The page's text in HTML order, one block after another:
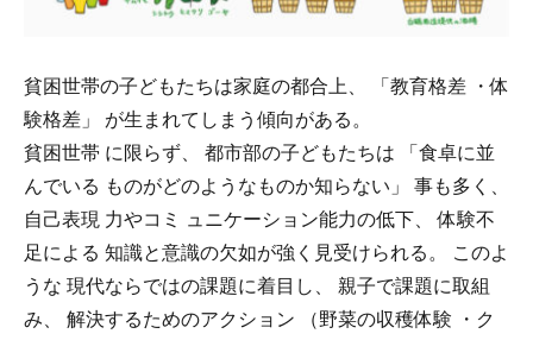
貧困世帯の子どもたちは家庭の都合上、 「教育格差 ・体
験格差」 が生まれてしまう傾向がある。
貧困世帯 に限らず、 都市部の子どもたちは 「食卓に並
んでいる ものがどのようなものか知らない」 事も多く、
自己表現 力やコミ ュニケーション能力の低下、 体験不
足による 知識と意識の欠如が強く見受けられる。 このよ
うな 現代ならではの課題に着目し、 親子で課題に取組
み、 解決するためのアクション （野菜の収穫体験 ・ク